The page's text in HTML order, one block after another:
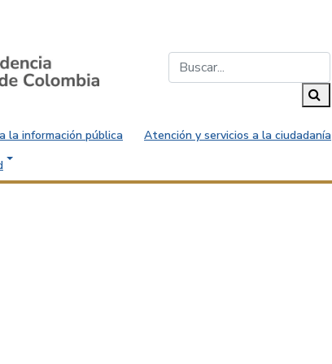
la información pública Atención y servicios a la ciudadanía